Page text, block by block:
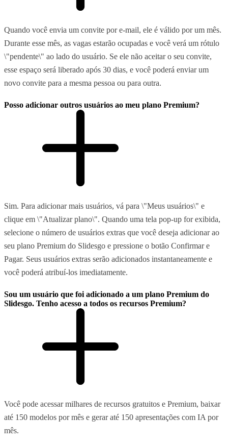
Quando você envia um convite por e-mail, ele é válido por um mês.
Durante esse mês, as vagas estarão ocupadas e você verá um rótulo
\"pendente\" ao lado do usuário. Se ele não aceitar o seu convite,
esse espaço será liberado após 30 dias, e você poderá enviar um
novo convite para a mesma pessoa ou para outra.
Posso adicionar outros usuários ao meu plano Premium?
Sim. Para adicionar mais usuários, vá para \"Meus usuários\" e
clique em \"Atualizar plano\". Quando uma tela pop-up for exibida,
selecione o número de usuários extras que você deseja adicionar ao
seu plano Premium do Slidesgo e pressione o botão Confirmar e
Pagar. Seus usuários extras serão adicionados instantaneamente e
você poderá atribuí-los imediatamente.
Sou um usuário que foi adicionado a um plano Premium do
Slidesgo. Tenho acesso a todos os recursos Premium?
Você pode acessar milhares de recursos gratuitos e Premium, baixar
até 150 modelos por mês e gerar até 150 apresentações com IA por
mês.